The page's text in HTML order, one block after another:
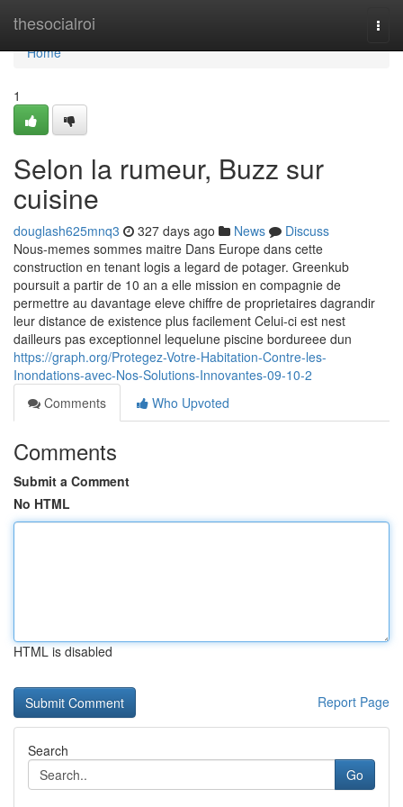
thesocialroi
Home
Home
1
Selon la rumeur, Buzz sur
cuisine
douglash625mnq3 327 days ago News
Discuss
Nous-memes sommes maitre Dans Europe dans cette
construction en tenant logis a legard de potager. Greenkub
poursuit a partir de 10 an a elle mission en compagnie de
permettre au davantage eleve chiffre de proprietaires dagrandir
leur distance de existence plus facilement Celui-ci est nest
dailleurs pas exceptionnel lequelune piscine bordureee dun
https://graph.org/Protegez-Votre-Habitation-Contre-les-
Inondations-avec-Nos-Solutions-Innovantes-09-10-2
Comments
Who Upvoted
Comments
Submit a Comment
No HTML
HTML is disabled
Report Page
Search
Go